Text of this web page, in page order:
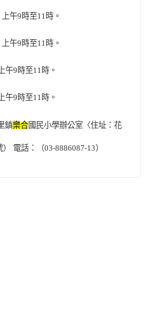
上午9時至11時。
上午9時至11時。
上午9時至11時。
上午9時至11時。
鎮樂合國民小學辦公室〈住址：花
電話：（03-8886087-13）